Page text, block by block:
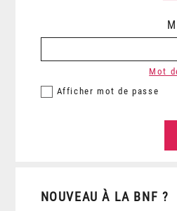
Afficher mot de passe
Mot
NOUVEAU À LA BNF ?